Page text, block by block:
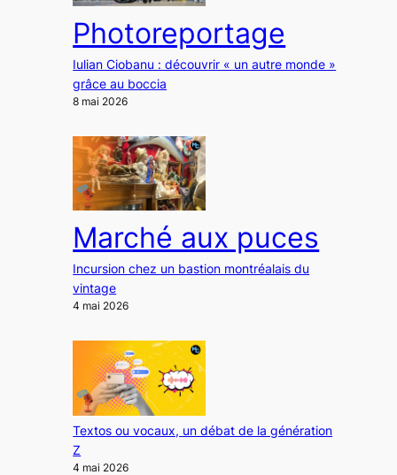
Photoreportage
Iulian Ciobanu : découvrir « un autre monde »
grâce au boccia
8 mai 2026
Marché aux puces
Incursion chez un bastion montréalais du
vintage
4 mai 2026
Textos ou vocaux, un débat de la génération
Z
4 mai 2026